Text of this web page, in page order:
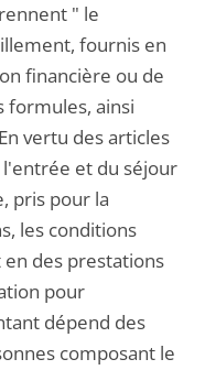
" le
fournis en
financière ou de
formules, ainsi
vertu des articles
l'entrée et du séjour
pris pour la
les conditions
des prestations
pour
dépend des
composant le